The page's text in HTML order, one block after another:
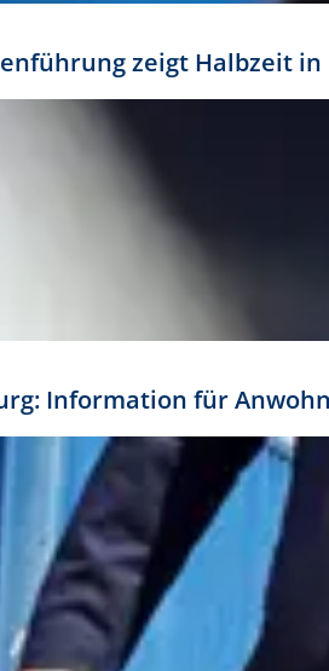
zeigt Halbzeit
Information für